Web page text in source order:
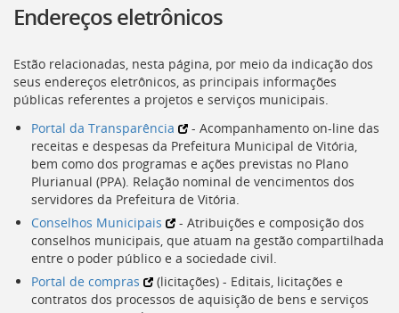
a
do
Portal
[]
Ir
para
o
Portal
de
Serviços
[]
Ir
para
a
lista
Endereços eletrônicos
Estão relacionadas, nesta página, por meio da indicação dos
seus endereços eletrônicos, as principais informações
públicas referentes a projetos e serviços municipais.
Portal da Transparência
- Acompanhamento on-line das
receitas e despesas da Prefeitura Municipal de Vitória,
bem como dos programas e ações previstas no Plano
Plurianual (PPA). Relação nominal de vencimentos dos
servidores da Prefeitura de Vitória.
Conselhos Municipais
- Atribuições e composição dos
conselhos municipais, que atuam na gestão compartilhada
entre o poder público e a sociedade civil.
Portal de compras
(licitações) - Editais, licitações e
contratos dos processos de aquisição de bens e serviços